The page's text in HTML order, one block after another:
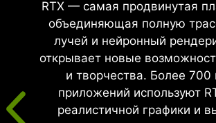
RTX — самая продвинутая
объединяющая полную
лучей и нейронный
открывает новые
и творчества. Более 700
приложений используют
реалистичной графики и